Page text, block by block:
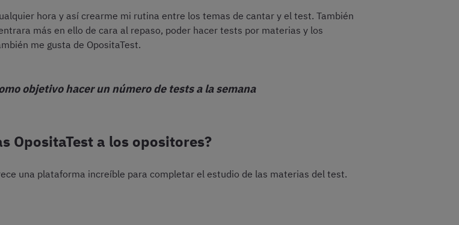
hora y así crearme mi rutina entre los temas de cantar y el test. También
más en ello de cara al repaso, poder hacer tests por materias y los
me gusta de OpositaTest.
objetivo hacer un número de tests a la semana
OpositaTest a los opositores?
una plataforma increíble para completar el estudio de las materias del test.